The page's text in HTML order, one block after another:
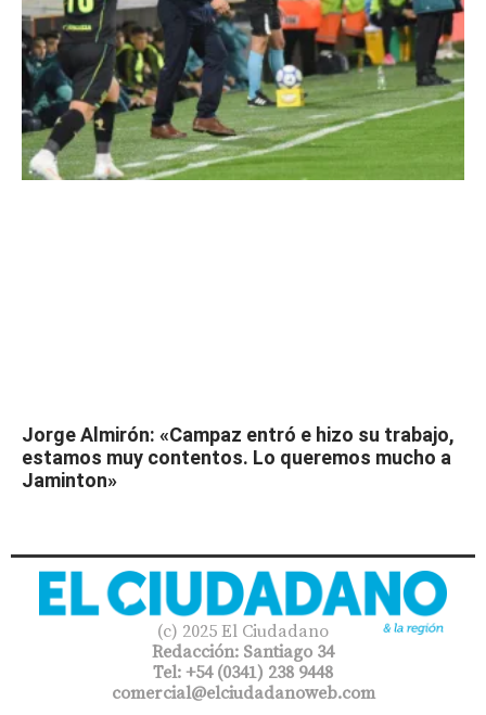
Jorge Almirón: «Campaz entró e hizo su trabajo,
estamos muy contentos. Lo queremos mucho a
Jaminton»
(c) 2025 El Ciudadano
Redacción: Santiago 34
Tel: +54 (0341) 238 9448
comercial@elciudadanoweb.com​